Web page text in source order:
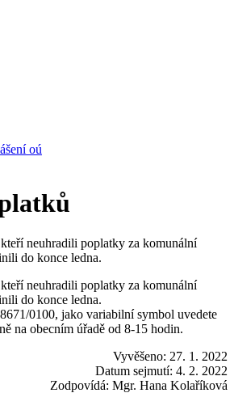
oú
neuhradili poplatky za komunální
do konce ledna.
neuhradili poplatky za komunální
do konce ledna.
0100, jako variabilní symbol uvedete
na obecním úřadě od 8-15 hodin.
Vyvěšeno: 27. 1. 2022
Datum sejmutí: 4. 2. 2022
Zodpovídá: Mgr. Hana Kolaříková